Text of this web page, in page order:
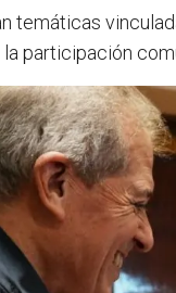
temáticas
participación